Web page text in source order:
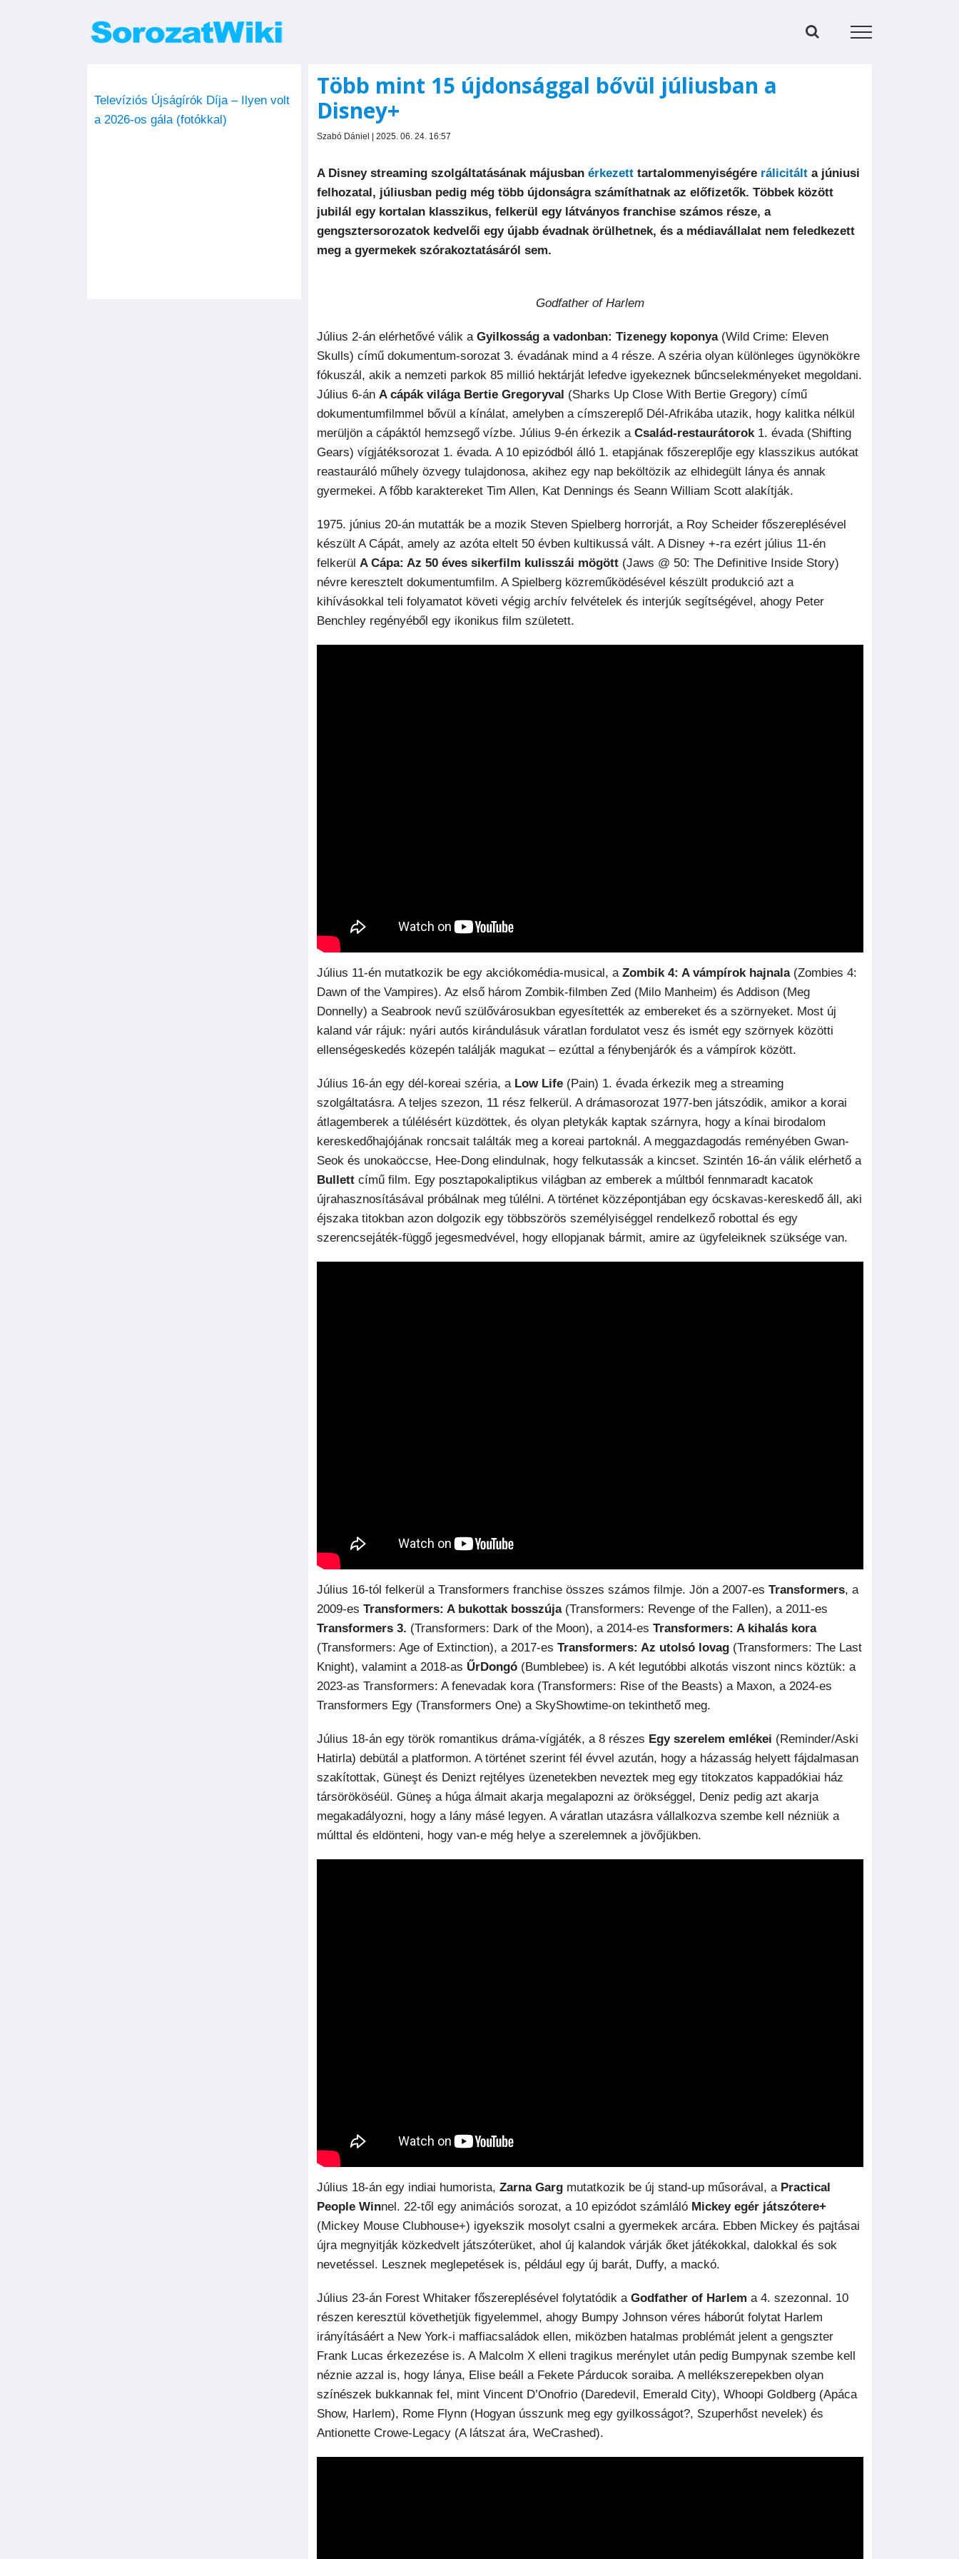
Több mint 15 újdonsággal bővül júliusban a
Disney+
Szabó Dániel | 2025. 06. 24. 16:57
A Disney streaming szolgáltatásának májusban érkezett tartalommenyiségére rálicitált a júniusi
felhozatal, júliusban pedig még több újdonságra számíthatnak az előfizetők. Többek között
jubilál egy kortalan klasszikus, felkerül egy látványos franchise számos része, a
gengsztersorozatok kedvelői egy újabb évadnak örülhetnek, és a médiavállalat nem feledkezett
meg a gyermekek szórakoztatásáról sem.
Godfather of Harlem
Július 2-án elérhetővé válik a Gyilkosság a vadonban: Tizenegy koponya(Wild Crime: Eleven
Skulls) című dokumentum-sorozat 3. évadának mind a 4 része. A széria olyan különleges ügynökökre
fókuszál, akik a nemzeti parkok 85 millió hektárját lefedve igyekeznek bűncselekményeket megoldani.
Július 6-án A cápák világa Bertie Gregoryval (Sharks Up Close With Bertie Gregory) című
dokumentumfilmmel bővül a kínálat, amelyben a címszereplő Dél-Afrikába utazik, hogy kalitka nélkül
merüljön a cápáktól hemzsegő vízbe. Július 9-én érkezik a Család-restaurátorok1. évada (Shifting
Gears) vígjátéksorozat 1. évada. A 10 epizódból álló 1. etapjának főszereplője egy klasszikus autókat
reastauráló műhely özvegy tulajdonosa, akihez egy nap beköltözik az elhidegült lánya és annak
gyermekei. A főbb karaktereket Tim Allen, Kat Dennings és Seann William Scott alakítják.
1975. június 20-án mutatták be a mozik Steven Spielberg horrorját, a Roy Scheider főszereplésével
készült A Cápát, amely az azóta eltelt 50 évben kultikussá vált. A Disney +-ra ezért július 11-én
felkerül A Cápa: Az 50 éves sikerfilm kulisszái mögött (Jaws @ 50: The Definitive Inside Story)
névre keresztelt dokumentumfilm. A Spielberg közreműködésével készült produkció azt a
kihívásokkal teli folyamatot követi végig archív felvételek és interjúk segítségével, ahogy Peter
Benchley regényéből egy ikonikus film született.
Július 11-én mutatkozik be egy akciókomédia-musical, a Zombik 4: A vámpírok hajnala(Zombies 4:
Dawn of the Vampires). Az első három Zombik-filmben Zed (Milo Manheim) és Addison (Meg
Donnelly) a Seabrook nevű szülővárosukban egyesítették az embereket és a szörnyeket. Most új
kaland vár rájuk: nyári autós kirándulásuk váratlan fordulatot vesz és ismét egy szörnyek közötti
ellenségeskedés közepén találják magukat – ezúttal a fénybenjárók és a vámpírok között.
Július 16-án egy dél-koreai széria, a Low Life (Pain) 1. évada érkezik meg a streaming
szolgáltatásra. A teljes szezon, 11 rész felkerül. A drámasorozat 1977-ben játszódik, amikor a korai
átlagemberek a túlélésért küzdöttek, és olyan pletykák kaptak szárnyra, hogy a kínai birodalom
kereskedőhajójának roncsait találták meg a koreai partoknál. A meggazdagodás reményében Gwan-
Seok és unokaöccse, Hee-Dong elindulnak, hogy felkutassák a kincset. Szintén 16-án válik elérhető a
Bullett című film. Egy posztapokaliptikus világban az emberek a múltból fennmaradt kacatok
újrahasznosításával próbálnak meg túlélni. A történet közzépontjában egy ócskavas-kereskedő áll, aki
éjszaka titokban azon dolgozik egy többszörös személyiséggel rendelkező robottal és egy
szerencsejáték-függő jegesmedvével, hogy ellopjanak bármit, amire az ügyfeleiknek szüksége van.
Július 16-tól felkerül a Transformers franchise összes számos filmje. Jön a 2007-es Transformers, a
2009-es Transformers: A bukottak bosszúja(Transformers: Revenge of the Fallen), a 2011-es
Transformers 3. (Transformers: Dark of the Moon), a 2014-es Transformers: A kihalás kora
(Transformers: Age of Extinction), a 2017-es Transformers: Az utolsó lovag (Transformers: The Last
Knight), valamint a 2018-as ŰrDongó (Bumblebee) is. A két legutóbbi alkotás viszont nincs köztük: a
2023-as Transformers: A fenevadak kora (Transformers: Rise of the Beasts) a Maxon, a 2024-es
Transformers Egy (Transformers One) a SkyShowtime-on tekinthető meg.
Július 18-án egy török romantikus dráma-vígjáték, a 8 részes Egy szerelem emlékei (Reminder/Aski
Hatirla) debütál a platformon. A történet szerint fél évvel azután, hogy a házasság helyett fájdalmasan
szakítottak, Güneşt és Denizt rejtélyes üzenetekben neveztek meg egy titokzatos kappadókiai ház
társörököséül. Güneş a húga álmait akarja megalapozni az örökséggel, Deniz pedig azt akarja
megakadályozni, hogy a lány másé legyen. A váratlan utazásra vállalkozva szembe kell nézniük a
múlttal és eldönteni, hogy van-e még helye a szerelemnek a jövőjükben.
Július 18-án egy indiai humorista, Zarna Garg mutatkozik be új stand-up műsorával, a Practical
People Winnel. 22-től egy animációs sorozat, a 10 epizódot számláló Mickey egér játszótere+
(Mickey Mouse Clubhouse+) igyekszik mosolyt csalni a gyermekek arcára. Ebben Mickey és pajtásai
újra megnyitják közkedvelt játszóterüket, ahol új kalandok várják őket játékokkal, dalokkal és sok
nevetéssel. Lesznek meglepetések is, például egy új barát, Duffy, a mackó.
Július 23-án Forest Whitaker főszereplésével folytatódik a Godfather of Harlem a 4. szezonnal. 10
részen keresztül követhetjük figyelemmel, ahogy Bumpy Johnson véres háborút folytat Harlem
irányításáért a New York-i maffiacsaládok ellen, miközben hatalmas problémát jelent a gengszter
Frank Lucas érkezezése is. A Malcolm X elleni tragikus merénylet után pedig Bumpynak szembe kell
néznie azzal is, hogy lánya, Elise beáll a Fekete Párducok soraiba. A mellékszerepekben olyan
színészek bukkannak fel, mint Vincent D’Onofrio (Daredevil, Emerald City), Whoopi Goldberg (Apáca
Show, Harlem), Rome Flynn (Hogyan ússzunk meg egy gyilkosságot?, Szuperhőst nevelek) és
Antionette Crowe-Legacy (A látszat ára, WeCrashed).
Televíziós Újságírók Díja – Ilyen volt
a 2026-os gála (fotókkal)